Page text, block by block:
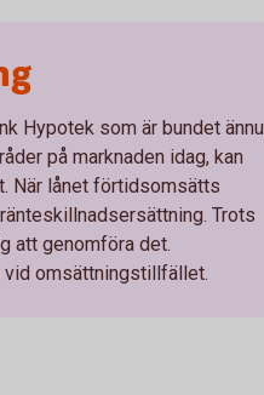
Hypotek som är bundet ännu
på marknaden idag, kan
När lånet förtidsomsätts
Trots
att genomföra det.
vid omsättningstillfället.